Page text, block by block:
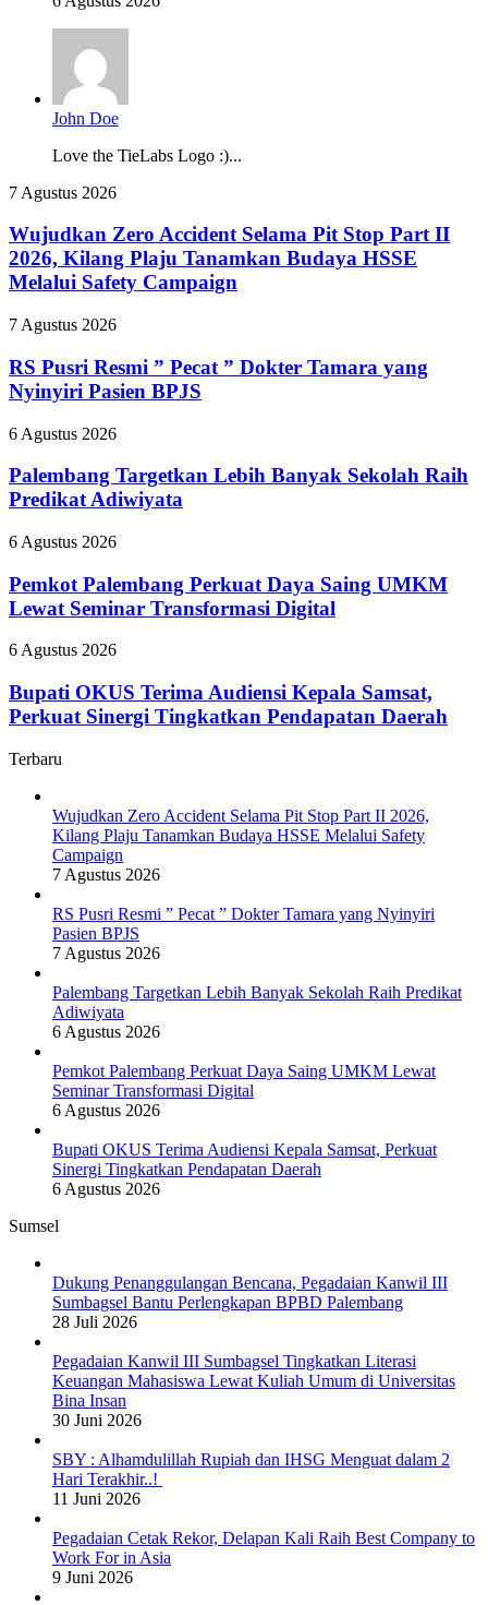
John Doe
Love the TieLabs Logo :)...
Wujudkan
Accident
Selama
Pit
Stop
II
Kilang
Plaju
Tanamkan
Budaya
HSSE
Melalui
Safety
Campaign
7 Agustus 2026
Wujudkan Zero Accident Selama Pit Stop Part II
2026, Kilang Plaju Tanamkan Budaya HSSE
Melalui Safety Campaign
RS
Resmi
”
Pecat
Dokter
yang
Nyinyiri
BPJS
7 Agustus 2026
RS Pusri Resmi ” Pecat ” Dokter Tamara yang
Nyinyiri Pasien BPJS
Palembang
Lebih
Banyak
Sekolah
Predikat
6 Agustus 2026
Palembang Targetkan Lebih Banyak Sekolah Raih
Predikat Adiwiyata
Pemkot
Perkuat
Daya
Saing
Lewat
Transformasi
Digital
6 Agustus 2026
Pemkot Palembang Perkuat Daya Saing UMKM
Lewat Seminar Transformasi Digital
Bupati
Terima
Audiensi
Kepala
Perkuat
Tingkatkan
Pendapatan
Daerah
6 Agustus 2026
Bupati OKUS Terima Audiensi Kepala Samsat,
Perkuat Sinergi Tingkatkan Pendapatan Daerah
Terbaru
Wujudkan Zero Accident Selama Pit Stop Part II 2026,
Kilang Plaju Tanamkan Budaya HSSE Melalui Safety
Campaign
7 Agustus 2026
RS Pusri Resmi ” Pecat ” Dokter Tamara yang Nyinyiri
Pasien BPJS
7 Agustus 2026
Palembang Targetkan Lebih Banyak Sekolah Raih Predikat
Adiwiyata
6 Agustus 2026
Pemkot Palembang Perkuat Daya Saing UMKM Lewat
Seminar Transformasi Digital
6 Agustus 2026
Bupati OKUS Terima Audiensi Kepala Samsat, Perkuat
Sinergi Tingkatkan Pendapatan Daerah
6 Agustus 2026
Sumsel
Dukung Penanggulangan Bencana, Pegadaian Kanwil III
Sumbagsel Bantu Perlengkapan BPBD Palembang
28 Juli 2026
Pegadaian Kanwil III Sumbagsel Tingkatkan Literasi
Keuangan Mahasiswa Lewat Kuliah Umum di Universitas
Bina Insan
30 Juni 2026
SBY : Alhamdulillah Rupiah dan IHSG Menguat dalam 2
Hari Terakhir..!
11 Juni 2026
Pegadaian Cetak Rekor, Delapan Kali Raih Best Company to
Work For in Asia
9 Juni 2026